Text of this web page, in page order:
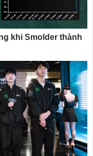
khi Smolder thành